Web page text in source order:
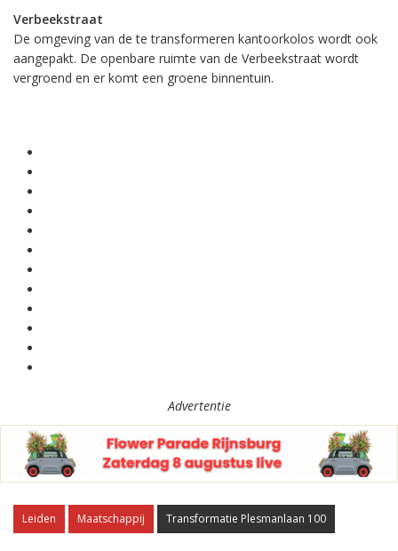
Verbeekstraat
De omgeving van de te transformeren kantoorkolos wordt ook
aangepakt. De openbare ruimte van de Verbeekstraat wordt
vergroend en er komt een groene binnentuin.
Advertentie
Leiden Maatschappij Transformatie Plesmanlaan 100